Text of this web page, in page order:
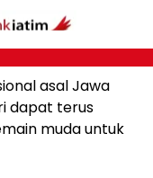
asal Jawa
dapat terus
muda untuk